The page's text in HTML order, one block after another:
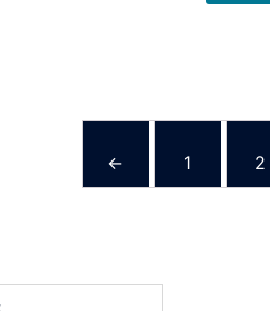
← 1 2